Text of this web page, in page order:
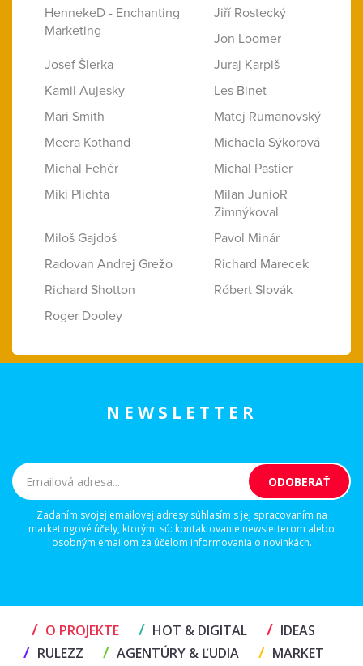
HennekeD - Enchanting
Marketing
Jiří Rostecký
Jon Loomer
Josef Šlerka
Juraj Karpiš
Kamil Aujesky
Les Binet
Mari Smith
Matej Rumanovský
Meera Kothand
Michaela Sýkorová
Michal Fehér
Michal Pastier
Miki Plichta
Milan JunioR
Zimnýkoval
Miloš Gajdoš
Pavol Minár
Radovan Andrej Grežo
Richard Marecek
Richard Shotton
Róbert Slovák
Roger Dooley
NEWSLETTER
Zadaním svojej emailovej adresy súhlasím s jej spracovaním na
marketingové účely, ktorými sú: kontaktovanie newsletterom alebo
osobným emailom za účelom informovania o novinkách.
/ O PROJEKTE / HOT & DIGITAL / IDEAS
/ RULEZZ / AGENTÚRY & ĽUDIA / MARKET